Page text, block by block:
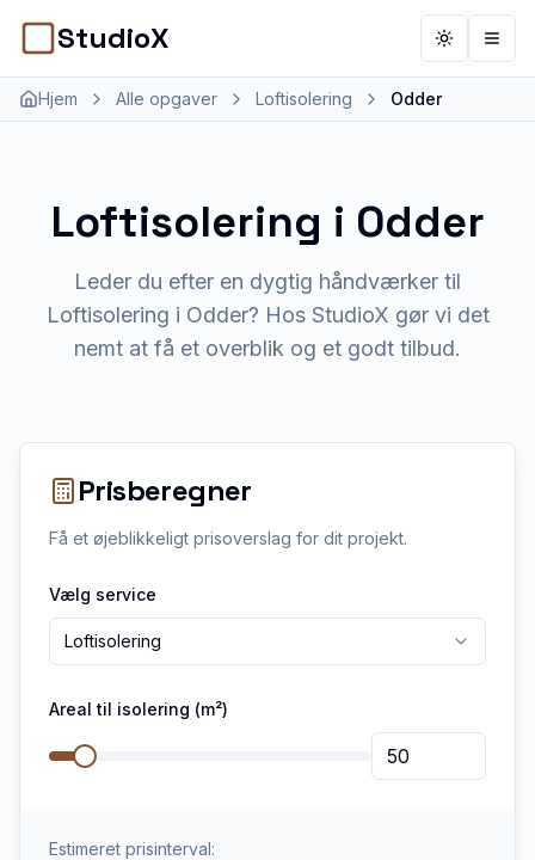
StudioX ToggleÅbn
Hjem Alle opgaver Loftisolering Odder
Loftisolering i Odder
Leder du efter en dygtig håndværker til
Loftisolering i Odder? Hos StudioX gør vi det
nemt at få et overblik og et godt tilbud.
Prisberegner
Få et øjeblikkeligt prisoverslag for dit projekt.
Vælg service
Loftisolering
Areal til isolering (m²)
Estimeret prisinterval: